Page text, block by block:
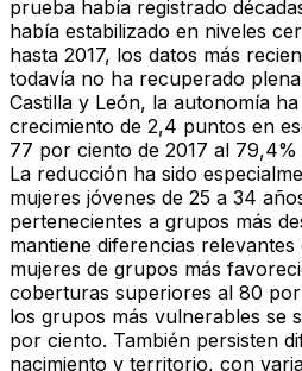
prueba había registrado
había estabilizado en niveles
hasta 2017, los datos más
todavía no ha recuperado
Castilla y León, la autonomía
crecimiento de 2,4 puntos en
77 por ciento de 2017 al 79,4%
La reducción ha sido
mujeres jóvenes de 25 a 34
pertenecientes a grupos más
mantiene diferencias
mujeres de grupos más
coberturas superiores al 80
los grupos más vulnerables se
por ciento. También persisten
nacimiento y territorio, con